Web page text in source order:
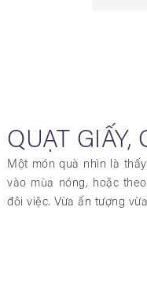
QUẠT GIẤY,
Một món quà nhìn là
vào mùa nóng, hoặc
đôi việc. Vừa ấn tượng